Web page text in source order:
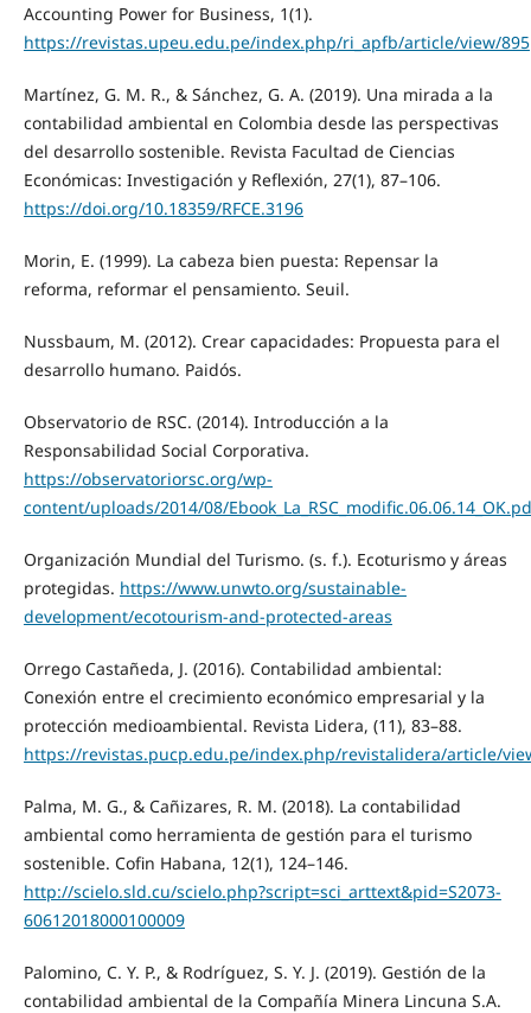
Accounting Power for Business, 1(1).
https://revistas.upeu.edu.pe/index.php/ri_apfb/article/view/895
Martínez, G. M. R., & Sánchez, G. A. (2019). Una mirada a la
contabilidad ambiental en Colombia desde las perspectivas
del desarrollo sostenible. Revista Facultad de Ciencias
Económicas: Investigación y Reflexión, 27(1), 87–106.
https://doi.org/10.18359/RFCE.3196
Morin, E. (1999). La cabeza bien puesta: Repensar la
reforma, reformar el pensamiento. Seuil.
Nussbaum, M. (2012). Crear capacidades: Propuesta para el
desarrollo humano. Paidós.
Observatorio de RSC. (2014). Introducción a la
Responsabilidad Social Corporativa.
https://observatoriorsc.org/wp-
content/uploads/2014/08/
Organización Mundial del Turismo. (s. f.). Ecoturismo y áreas
protegidas. https://www.unwto.org/sustainable-
development/ecotourism-and-protected-areas
Orrego Castañeda, J. (2016). Contabilidad ambiental:
Conexión entre el crecimiento económico empresarial y la
protección medioambiental. Revista Lidera, (11), 83–88.
https://revistas.pucp.edu.pe/index.php/revistalidera/article/
Palma, M. G., & Cañizares, R. M. (2018). La contabilidad
ambiental como herramienta de gestión para el turismo
sostenible. Cofin Habana, 12(1), 124–146.
http://scielo.sld.cu/scielo.php?script=sci_arttext&pid=S2073-
60612018000100009
Palomino, C. Y. P., & Rodríguez, S. Y. J. (2019). Gestión de la
contabilidad ambiental de la Compañía Minera Lincuna S.A.